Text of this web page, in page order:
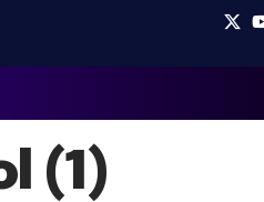
(1)